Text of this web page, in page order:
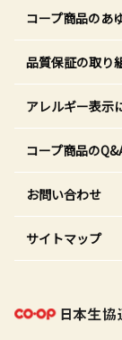
コープ商品のあ
品質保証の取り
アレルギー表示
コープ商品の
お問い合わせ
サイトマップ